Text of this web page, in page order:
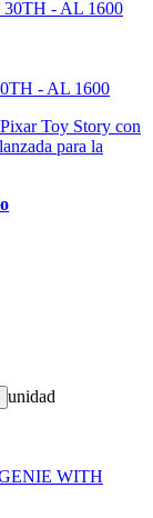
- AL 1600
Toy Story con
para la
unidad